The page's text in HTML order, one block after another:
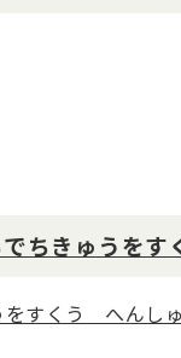
ちきゅうを
すくう へんしゅ